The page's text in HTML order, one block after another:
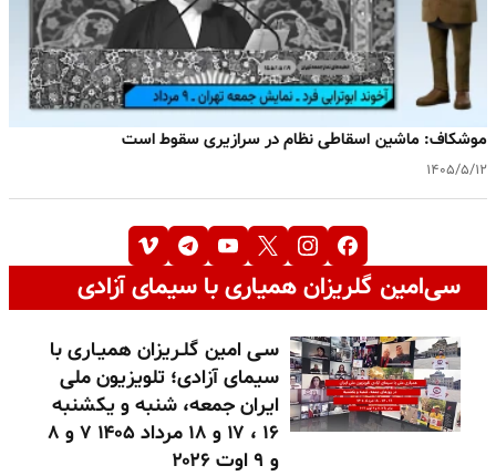
موشکاف: ماشین اسقاطی نظام در سرازیری سقوط است
۱۴۰۵/۵/۱۲
سی‌امین گلریزان همیاری با سیمای آزادی
سـی امین گلـریزان همیـاری با
سیمای آزادی؛ تلویزیون ملی
ایران جمعه، شنبه و یکشنبه
۱۶ ، ۱۷ و ۱۸ مرداد ۱۴۰۵ ۷ و ۸
و ۹ اوت ۲۰۲۶